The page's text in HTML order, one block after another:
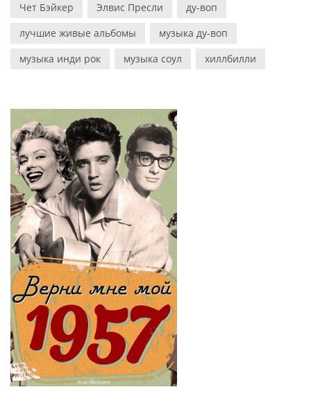
Чет Бэйкер
Элвис Пресли
ду-воп
лучшие живые альбомы
музыка ду-воп
музыка инди рок
музыка соул хиллбилли